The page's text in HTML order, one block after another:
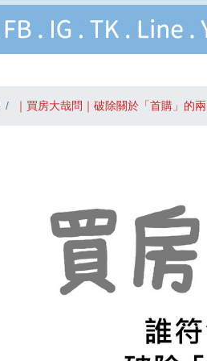
｜買房大哉問｜破除關於「首購」的